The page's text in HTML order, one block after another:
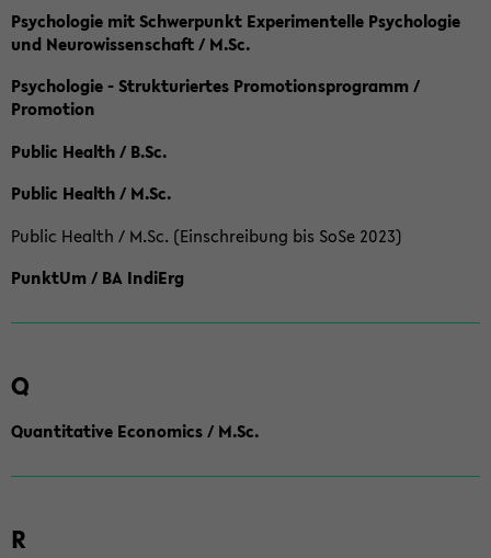
Psychologie mit Schwerpunkt Experimentelle Psychologie
und Neurowissenschaft / M.Sc.
Psychologie - Strukturiertes Promotionsprogramm /
Promotion
Public Health / B.Sc.
Public Health / M.Sc.
Public Health / M.Sc. (Einschreibung bis SoSe 2023)
PunktUm / BA IndiErg
Q
Quantitative Economics / M.Sc.
R